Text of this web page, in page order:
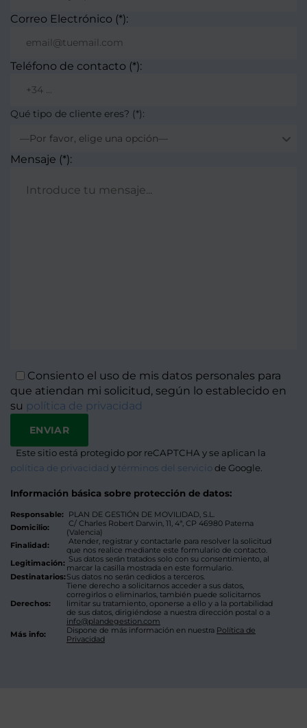
Correo Electrónico (*):
Teléfono de contacto (*):
Qué tipo de cliente eres? (*):
—Por favor, elige una opción—
Mensaje (*):
Consiento el uso de mis datos personales para
que atiendan mi solicitud, según lo establecido en
su política de privacidad
Este sitio está protegido por reCAPTCHA y se aplican la
política de privacidad y términos del serviciode Google.
Información básica sobre protección de datos:
Responsable: PLAN DE GESTIÓN DE MOVILIDAD, S.L.
Domicilio:
C/ Charles Robert Darwin, 11, 4ª, CP 46980 Paterna
(Valencia)
Finalidad:
Atender, registrar y contactarle para resolver la solicitud
que nos realice mediante este formulario de contacto.
Legitimación: Sus datos serán tratados solo con su consentimiento, al
marcar la casilla mostrada en este formulario.
Destinatarios:Sus datos no serán cedidos a terceros.
Derechos:
Tiene derecho a solicitarnos acceder a sus datos,
corregirlos o eliminarlos, también puede solicitarnos
limitar su tratamiento, oponerse a ello y a la portabilidad
de sus datos, dirigiéndose a nuestra dirección postal o a
info@plandegestion.com
Más info:
Dispone de más información en nuestra Política de
Privacidad